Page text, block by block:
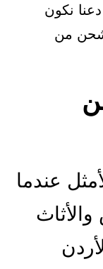
دعنا نكون
من
عندما